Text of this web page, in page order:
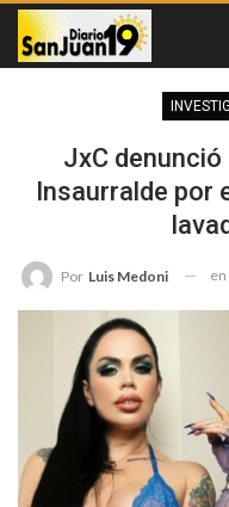
JxC
Insaurralde por
Por Luis Medoni en